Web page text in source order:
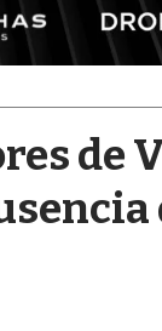
de